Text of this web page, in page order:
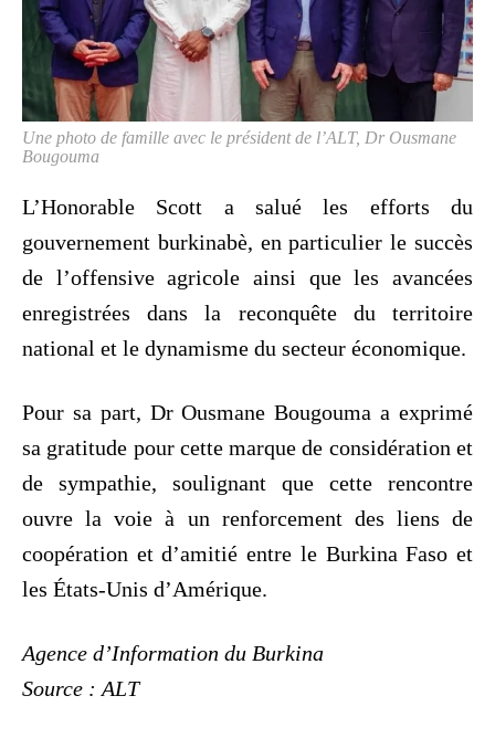
Une photo de famille avec le président de l’ALT, Dr Ousmane
Bougouma
L’Honorable Scott a salué les efforts du
gouvernement burkinabè, en particulier le succès
de l’offensive agricole ainsi que les avancées
enregistrées dans la reconquête du territoire
national et le dynamisme du secteur économique.
Pour sa part, Dr Ousmane Bougouma a exprimé
sa gratitude pour cette marque de considération et
de sympathie, soulignant que cette rencontre
ouvre la voie à un renforcement des liens de
coopération et d’amitié entre le Burkina Faso et
les États-Unis d’Amérique.
Agence d’Information du Burkina
Source : ALT